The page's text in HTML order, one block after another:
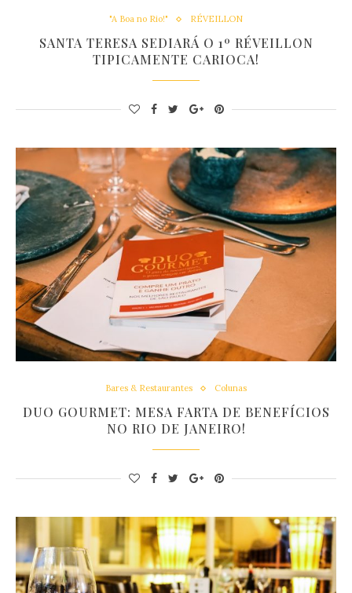
"A Boa no Rio!" RÉVEILLON
SANTA TERESA SEDIARÁ O 1º RÉVEILLON
TIPICAMENTE CARIOCA!
Bares & Restaurantes Colunas
DUO GOURMET: MESA FARTA DE BENEFÍCIOS
NO RIO DE JANEIRO!